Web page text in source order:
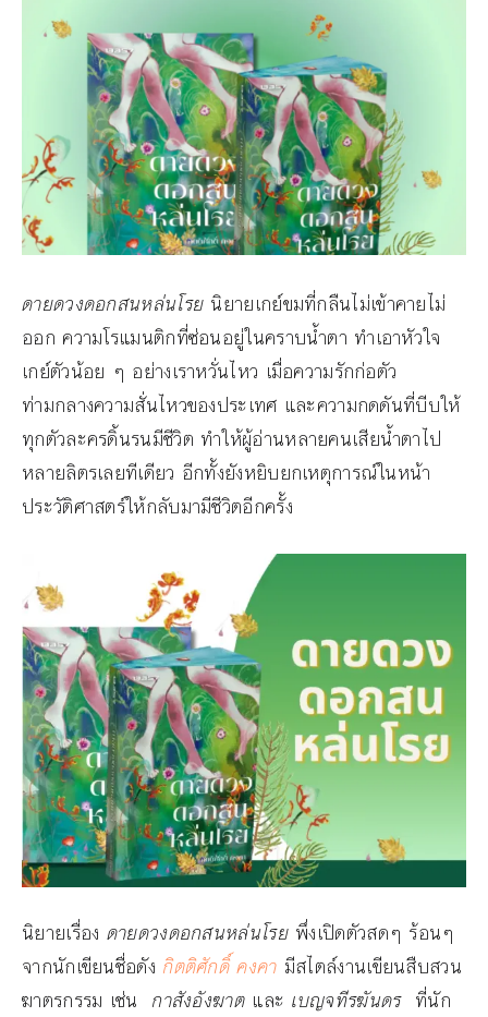
ดายดวงดอกสนหล่นโรย นิยายเกย์ขมที่กลืนไม่เข้าคายไม่
ออก ความโรแมนติกที่ซ่อนอยู่ในคราบน้ำตา ทำเอาหัวใจ
เกย์ตัวน้อย ๆ อย่างเราหวั่นไหว เมื่อความรักก่อตัว
ท่ามกลางความสั่นไหวของประเทศ และความกดดันที่บีบให้
ทุกตัวละครดิ้นรนมีชีวิต ทำให้ผู้อ่านหลายคนเสียน้ำตาไป
หลายลิตรเลยทีเดียว อีกทั้งยังหยิบยกเหตุการณ์ในหน้า
ประวัติศาสตร์ให้กลับมามีชีวิตอีกครั้ง
นิยายเรื่อง ดายดวงดอกสนหล่นโรยพึ่งเปิดตัวสดๆ ร้อนๆ
จากนักเขียนชื่อดัง กิตติศักดิ์ คงคา มีสไตล์งานเขียนสืบสวน
ฆาตรกรรม เช่น กาสังอังฆาต และ เบญจทีรฆันดรที่นัก